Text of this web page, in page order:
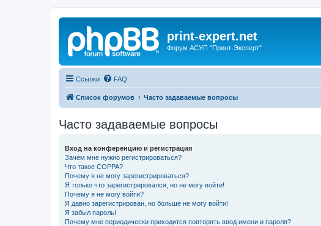
print-expert.net
Форум АСУП "Принт-Эксперт"
Ссылки FAQ
Список форумов Часто задаваемые вопросы
Часто задаваемые вопросы
Вход на конференцию и регистрация
Зачем мне нужно регистрироваться?
Что такое COPPA?
Почему я не могу зарегистрироваться?
Я только что зарегистрировался, но не могу войти!
Почему я не могу войти?
Я давно зарегистрирован, но больше не могу войти!
Я забыл пароль!
Почему мне периодически приходится повторять ввод имени и пароля?